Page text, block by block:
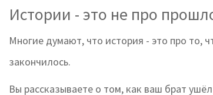
Истории - это не про
Многие думают, что история - это про то,
закончилось.
Вы рассказываете о том, как ваш брат